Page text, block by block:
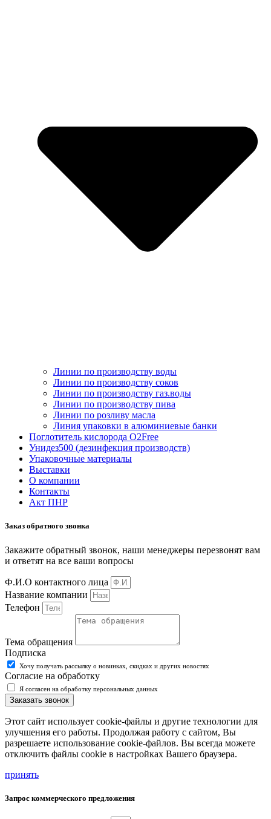
Линии по производству воды
Линии по производству соков
Линии по производству газ.воды
Линии по производству пива
Линии по розливу масла
Линия упаковки в алюминиевые банки
Поглотитель кислорода O2Free
Унидез500 (дезинфекция производств)
Упаковочные материалы
Выставки
О компании
Контакты
Акт ПНР
Заказ обратного звонка
Закажите обратный звонок, наши менеджеры перезвонят вам
и ответят на все ваши вопросы
Ф.И.О контактного лица
Название компании
Телефон
Тема обращения
Подписка
Хочу получать рассылку о новинках, скидках и других новостях
Согласие на обработку
Я согласен на обработку персональных данных
Заказать звонок
Этот сайт использует cookie-файлы и другие технологии для
улучшения его работы. Продолжая работу с сайтом, Вы
разрешаете использование cookie-файлов. Вы всегда можете
отключить файлы cookie в настройках Вашего браузера.
принять
Запрос коммерческого предложения